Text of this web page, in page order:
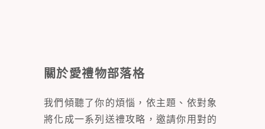
關於愛禮物部落格
我們傾聽了你的煩惱，依主題、依對象
將化成一系列送禮攻略，邀請你用對的